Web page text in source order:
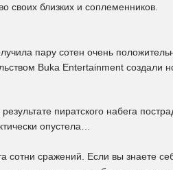
своих близких и соплеменников.
пару сотен очень
Buka Entertainment создали
пиратского набега
опустела…
сотни сражений. Если вы знаете